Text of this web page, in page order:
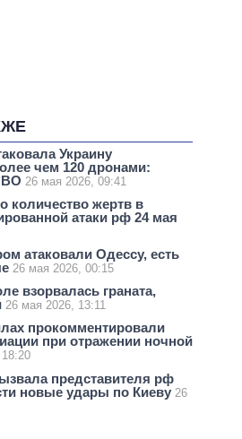
Украину
чем 120 дронами:
26 мая 2026, 09:41
количество жертв в
атаки рф 24 мая
атаковали Одессу, есть
26 мая 2026, 00:15
взорвалась граната,
26 мая 2026, 13:11
прокомментировали
при отражении ночной
представителя рф
новые удары по Киеву 26